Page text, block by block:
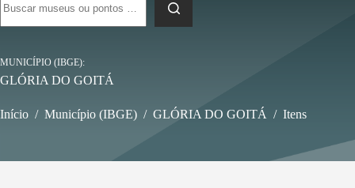
resultados
MUNICÍPIO (IBGE)
GLÓRIA DO GOITÁ
Início / Município (IBGE) / GLÓRIA DO GOITÁ / Itens